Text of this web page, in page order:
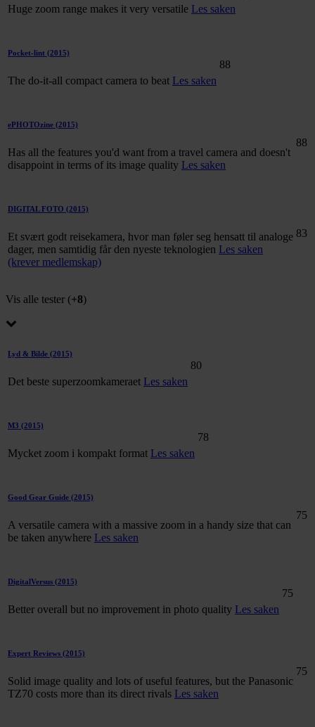
Huge zoom range makes it very versatile Les saken
Pocket-lint (2015)
The do-it-all compact camera to beat Les saken
88
ePHOTOzine (2015)
Has all the features you'd want from a travel camera and doesn't
disappoint in terms of its image quality Les saken
88
DIGITAL FOTO (2015)
Et svært godt reisekamera, hvor man føler seg hensatt til analoge
dager, men samtidig får den nyeste teknologien Les saken
(krever medlemskap)
83
Vis alle tester (+8)
Lyd & Bilde (2015)
Det beste superzoomkameraet Les saken
80
M3 (2015)
Mycket zoom i kompakt format Les saken
78
Good Gear Guide (2015)
A versatile camera with a massive zoom in a handy size that can
be taken anywhere Les saken
75
DigitalVersus (2015)
Better overall but no improvement in photo quality Les saken
75
Expert Reviews (2015)
Solid image quality and lots of useful features, but the Panasonic
TZ70 costs more than its direct rivals Les saken
75